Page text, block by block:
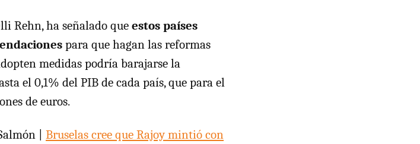
Rehn, ha señalado que estos países
para que hagan las reformas
medidas podría barajarse la
el 0,1% del PIB de cada país, que para el
de euros.
| Bruselas cree que Rajoy mintió con